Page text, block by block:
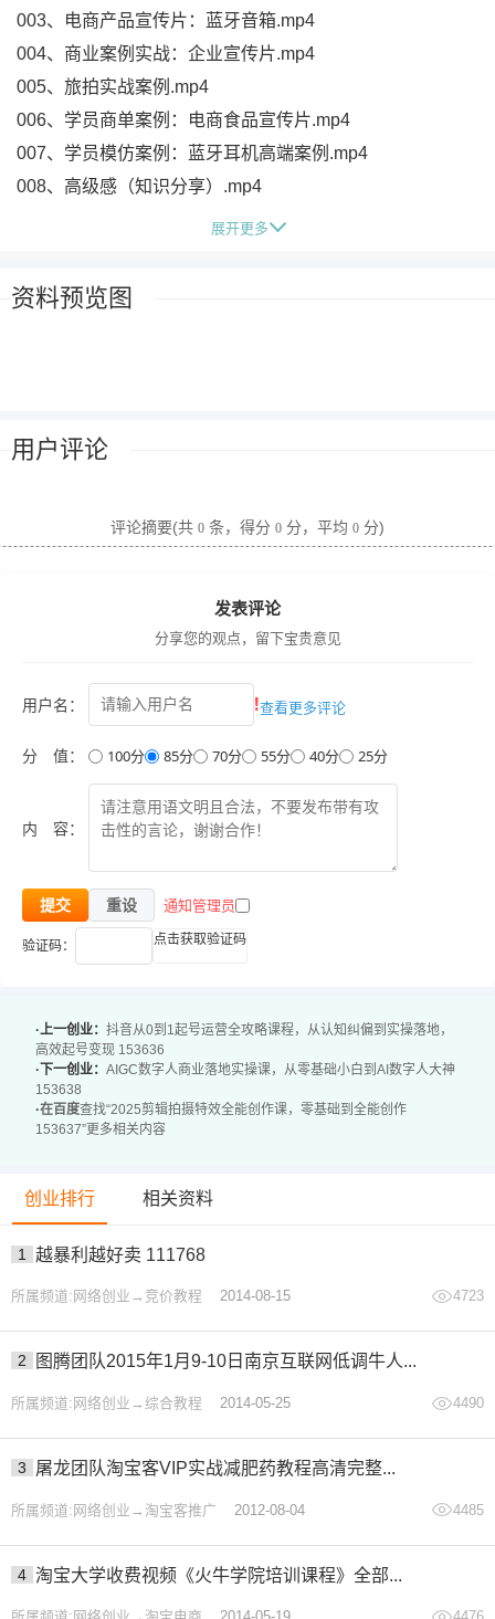
003、电商产品宣传片：蓝牙音箱.mp4
004、商业案例实战：企业宣传片.mp4
005、旅拍实战案例.mp4
006、学员商单案例：电商食品宣传片.mp4
007、学员模仿案例：蓝牙耳机高端案例.mp4
008、高级感（知识分享）.mp4
009、高级感口播（PR+AE+剪映）.mp4
011、AE特效【试听课】 .mp4
016、第三节—多轨道和快捷键(电影MV制作) .mp4
018、第四节—02—素材位置替换—中间插入.mp4
019、第5节—三大剪辑技巧.mp4
021、5—3：剪辑流程.mp4
022、第6节—效果控件面板和效果面板.mp4
023、1对1约课引导.mp4
024、第7节—关键帧的创建和应用（动画案例）.mp4
025、7—2关键帧—附加案例2.mp4
026、第8节—关键帧动画文字和特效（酷炫电影案例）.mp
029、第11节—时间线关键帧面板（字幕）.mp4
030、第12节—视频速度的控制（酷炫变速案例）.mp4
033、第14节—构图取景项目脚本.mp4.mp4
034、14—2课程跳转引导.mp4
035、第15节—字体版权和字幕工具.mp4
039、第18节—源文字动画和组动画.mp4
044、22—2：课程跳转引导.mp4
046、1对1约课引导.mp4
047、第24节—AU和音频插件.mp4
048、24—2课程跳转引导.mp4
049、第25节—格式编码和导出.mp4
050、第26节—常用PR快捷键和提效事项.mp4
展开更多
资料预览图
用户评论
评论摘要(共 0 条，得分 0 分，平均 0 分)
发表评论
分享您的观点，留下宝贵意见
用户名： !查看更多评论
分 值： 100分 85分 70分 55分 40分 25分
内 容：
提交 重设 通知管理员
验证码： 点击获取验证码
·上一创业： 抖音从0到1起号运营全攻略课程，从认知纠偏到实操落地，
高效起号变现 153636
·下一创业： AIGC数字人商业落地实操课，从零基础小白到AI数字人大神
153638
·在百度查找“2025剪辑拍摄特效全能创作课，零基础到全能创作
153637”更多相关内容
创业排行 相关资料
1 越暴利越好卖 111768
所属频道:网络创业→竞价教程 2014-08-15 4723
2 图腾团队2015年1月9-10日南京互联网低调牛人...
所属频道:网络创业→综合教程 2014-05-25 4490
3 屠龙团队淘宝客VIP实战减肥药教程高清完整...
所属频道:网络创业→淘宝客推广 2012-08-04 4485
4 淘宝大学收费视频《火牛学院培训课程》全部...